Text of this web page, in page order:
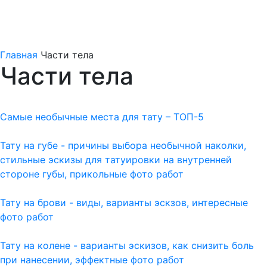
Главная Части тела
Части тела
Самые необычные места для тату – ТОП-5
Тату на губе - причины выбора необычной наколки,
стильные эскизы для татуировки на внутренней
стороне губы, прикольные фото работ
Тату на брови - виды, варианты эскзов, интересные
фото работ
Тату на колене - варианты эскизов, как снизить боль
при нанесении, эффектные фото работ